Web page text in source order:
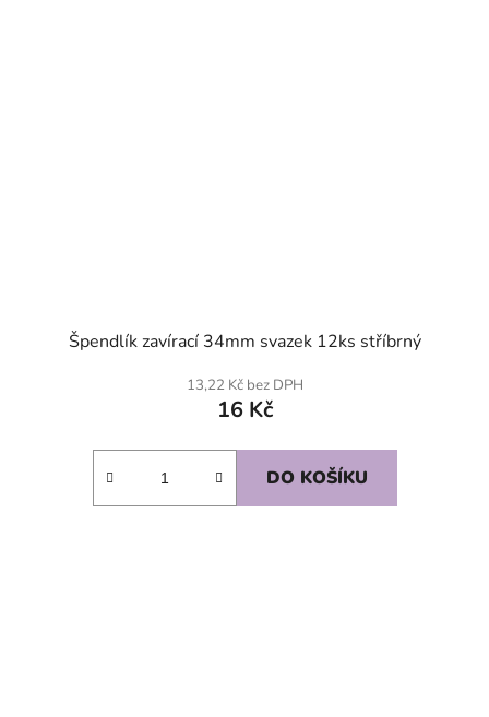
Špendlík zavírací 34mm svazek 12ks stříbrný
13,22 Kč bez DPH
16 Kč
DO KOŠÍKU